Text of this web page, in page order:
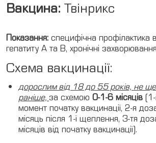
Вакцина: Твінрикс
Показання: специфічна профілактика
гепатиту A та В, хронічні
Схема вакцинації:
дорослим від 18 до 55 років, не
раніше, за схемою 0-1-6 місяців
момент початку вакцинації, 2-я
місяць після 1-ї щеплення, 3-тя
місяців від початку вакцинації).